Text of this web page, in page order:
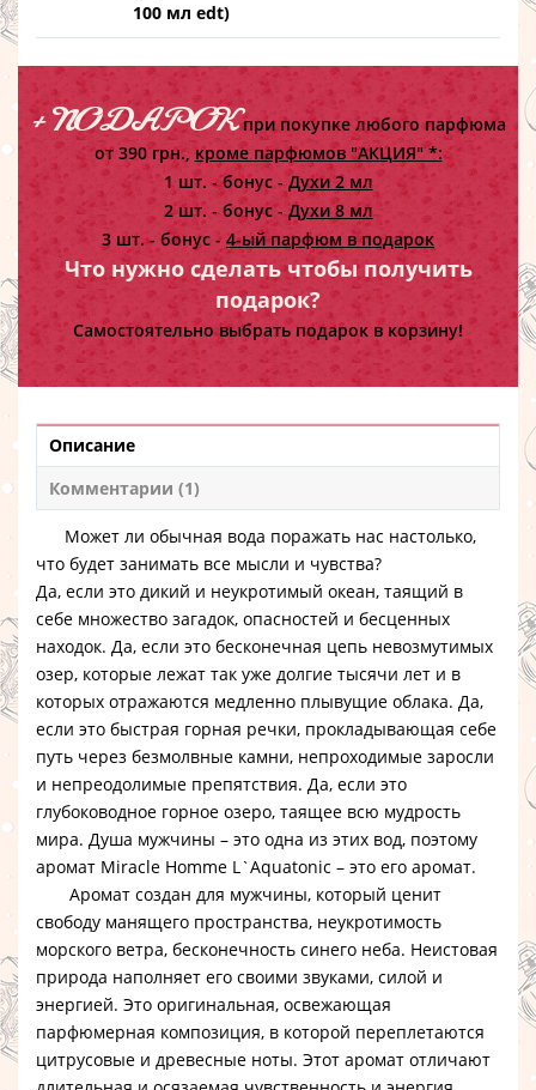
100 мл edt)
+ ПОДАРОКпри покупке любого парфюма
от 390 грн., кроме парфюмов "АКЦИЯ" *:
1 шт. - бонус - Духи 2 мл
2 шт. - бонус -Духи 8 мл
3 шт. - бонус - 4-ый парфюм в подарок
Что нужно сделать чтобы получить
подарок?
Самостоятельно выбрать подарок в корзину!
Описание
Комментарии (1)
Может ли обычная вода поражать нас настолько,
что будет занимать все мысли и чувства?
Да, если это дикий и неукротимый океан, таящий в
себе множество загадок, опасностей и бесценных
находок. Да, если это бесконечная цепь невозмутимых
озер, которые лежат так уже долгие тысячи лет и в
которых отражаются медленно плывущие облака. Да,
если это быстрая горная речки, прокладывающая себе
путь через безмолвные камни, непроходимые заросли
и непреодолимые препятствия. Да, если это
глубоководное горное озеро, таящее всю мудрость
мира. Душа мужчины – это одна из этих вод, поэтому
аромат Miracle Homme L`Aquatonic – это его аромат.
Аромат создан для мужчины, который ценит
свободу манящего пространства, неукротимость
морского ветра, бесконечность синего неба. Неистовая
природа наполняет его своими звуками, силой и
энергией. Это оригинальная, освежающая
парфюмерная композиция, в которой переплетаются
цитрусовые и древесные ноты. Этот аромат отличают